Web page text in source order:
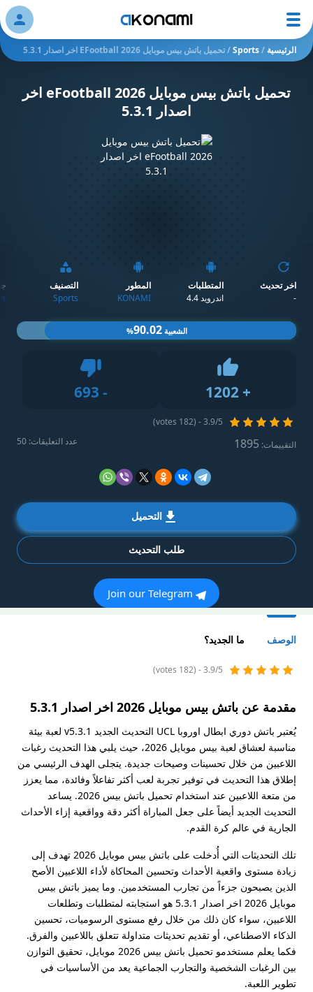
الرئيسية /
Sports
/تحميل باتش بيس موبايل 2026 EFootball اخر اصدار 5.3.1
تحميل باتش بيس موبايل 2026 eFootball اخر
اصدار 5.3.1
اخر تحديث
-
المتطلبات
اندرويد 4.4
المطور
KONAMI
التصنيف
Sports
+
1202
Like
-
693
Dislike
3.9/5 - (182 votes)
التقييمات: 1895 عدد التعليقات: 50
الشعبية90.02
%
التحميل
طلب التحديث
الوصف ما الجديد؟
3.9/5 - (182 votes)
مقدمة عن باتش بيس موبايل 2026 اخر اصدار 5.3.1
يُعتبر باتش دوري ابطال اوروبا UCL التحديث الجديد v5.3.1 لعبة بيئة
مناسبة لعشاق لعبة بيس موبايل 2026، حيث يلبي هذا التحديث رغبات
اللاعبين من خلال تحسينات وصيحات جديدة. يتجلى الهدف الرئيسي من
إطلاق هذا التحديث في توفير تجربة لعب أكثر تفاعلاً وفائدة، مما يعزز
من متعة اللاعبين عند استخدام تحميل باتش بيس 2026. يساعد
التحديث الجديد أيضاً على جعل المباراة أكثر دقة وواقعية إزاء الأحداث
الجارية في عالم كرة القدم.
تلك التحديثات التي أُدخلت على باتش بيس موبايل 2026 تهدف إلى
زيادة مستوى واقعية الأحداث وتحسين المحاكاة لأداء اللاعبين الأصح
الذين يصبحون جزءاً من تجارب المستخدمين. وما يميز باتش بيس
موبايل 2026 اخر اصدار 5.3.1 هو استجابته لمتطلبات وتطلعات
اللاعبين، سواء كان ذلك من خلال رفع مستوى الرسوميات، تحسين
الذكاء الاصطناعي، أو تقديم تحديثات متداولة تتعلق باللاعبين والفرق.
فكما يعلم مستخدمو تحميل باتش بيس 2026 موبايل، تحقيق التوازن
بين الرغبات الشخصية والتجارب الجماعية يعد من الأساسيات في
تطوير اللعبة.